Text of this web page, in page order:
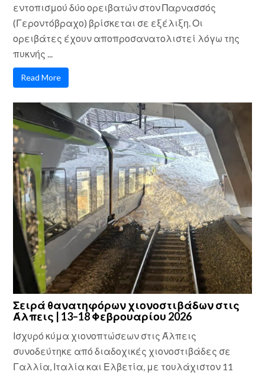
εντοπισμού δύο ορειβατών στον Παρνασσός
(Γεροντόβραχο) βρίσκεται σε εξέλιξη. Οι
ορειβάτες έχουν αποπροσανατολιστεί λόγω της
πυκνής ...
Read More
Σειρά θανατηφόρων χιονοστιβάδων στις
Άλπεις | 13–18 Φεβρουαρίου 2026
Ισχυρό κύμα χιονοπτώσεων στις Άλπεις
συνοδεύτηκε από διαδοχικές χιονοστιβάδες σε
Γαλλία, Ιταλία και Ελβετία, με τουλάχιστον 11